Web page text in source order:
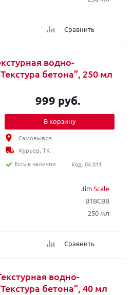
Сравнить
водно-
бетона”, 250 мл
Jim Scale
B1BCBB
250 мл
Сравнить
999 руб.
В корзину
Самовывоз
Курьер, ТК
Есть в наличии
Код: 04.011
водно-
бетона”, 40 мл